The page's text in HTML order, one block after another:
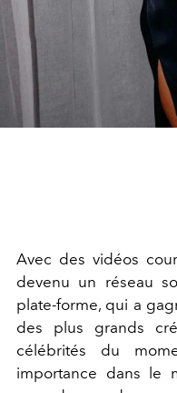
Avec des vidéos
devenu un réseau
plate-forme, qui a
des plus grands
célébrités du
importance dans le